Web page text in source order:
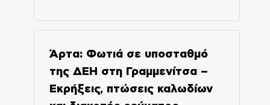
Άρτα: Φωτιά σε υποσταθμό
της ΔΕΗ στη Γραμμενίτσα –
Εκρήξεις, πτώσεις καλωδίων